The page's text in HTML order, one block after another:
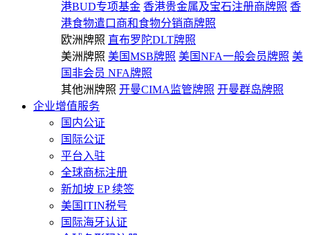
港BUD专项基金 香港贵金属及宝石注册商牌照 香
港食物遣口商和食物分销商牌照
欧洲牌照 直布罗陀DLT牌照
美洲牌照 美国MSB牌照 美国NFA一般会员牌照 美
国非会员 NFA牌照
其他洲牌照 开曼CIMA监管牌照 开曼群岛牌照
企业增值服务
国内公证
国际公证
平台入驻
全球商标注册
新加坡 EP 续签
美国ITIN税号
国际海牙认证